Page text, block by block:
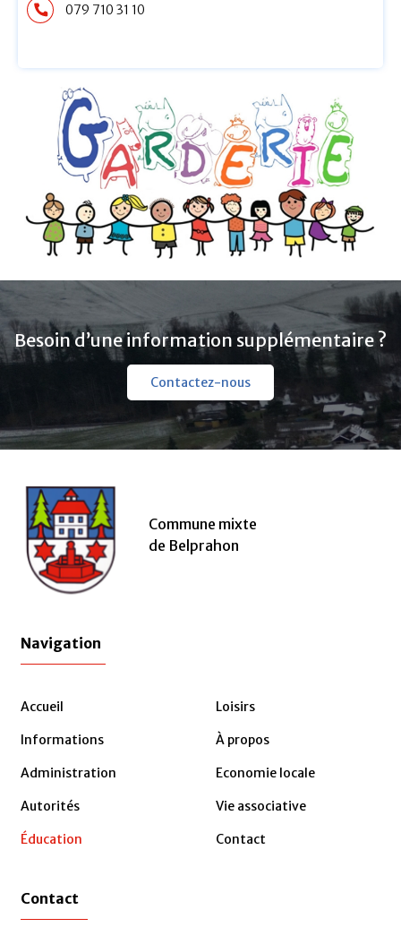
079 710 31 10
Besoin d’une information supplémentaire ?
Contactez-nous
Commune mixte
de Belprahon
Navigation
Accueil
Informations
Administration
Autorités
Éducation
Loisirs
À propos
Economie locale
Vie associative
Contact
Contact